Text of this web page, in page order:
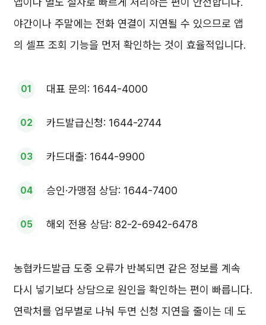
야간이나 주말에는 전화 연결이 지연될 수 있으므로 앱
의 셀프 조회 기능을 먼저 확인하는 것이 효율적입니다.
대표 문의: 1644-4000
카드발급신청: 1644-2744
카드대출: 1644-9900
승인·가맹점 상담: 1644-7400
해외 전용 상담: 82-2-6942-6478
농협카드발급 도중 오류가 반복되면 같은 정보를 계속
다시 넣기보다 상담으로 원인을 확인하는 편이 빠릅니다.
연락처를 업무별로 나눠 두면 신청 지연을 줄이는 데 도